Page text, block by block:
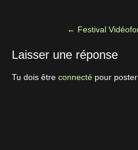
← Festival
Laisser une réponse
Tu dois être connecté pour